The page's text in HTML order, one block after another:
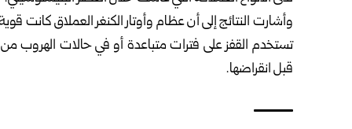
وأشارت النتائج إلى أن عظام وأوتار الكنغر العملاق كانت
تستخدم القفز على فترات متباعدة أو في حالات الهروب من
قبل انقراضها.